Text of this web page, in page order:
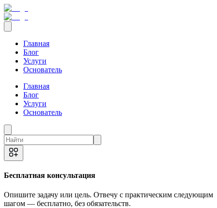
Главная
Блог
Услуги
Основатель
Главная
Блог
Услуги
Основатель
Бесплатная консультация
Опишите задачу или цель. Отвечу с практическим следующим
шагом — бесплатно, без обязательств.